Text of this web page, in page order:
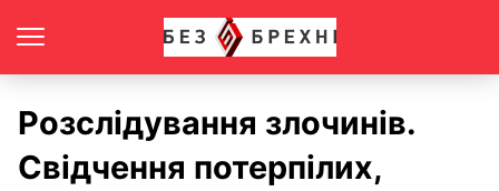
Розслідування злочинів.
Свідчення потерпілих,